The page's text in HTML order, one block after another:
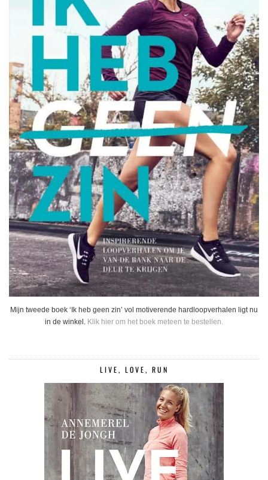
Mijn tweede boek ‘Ik heb geen zin’ vol motiverende hardloopverhalen ligt nu
in de winkel. Klik hier om het boek meteen te bestellen.
LIVE, LOVE, RUN